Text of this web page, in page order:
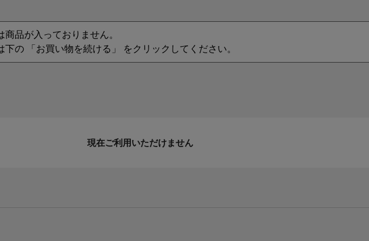
品が入っておりません。
下の 「お買い物を続ける」 をクリックしてください。
現在ご利用いただけません